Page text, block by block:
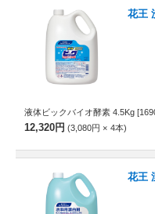
花王
液体ビックバイオ酵素 4.5Kg
12,320円 3,080円 4本
花王